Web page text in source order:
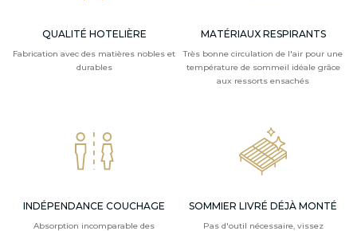
QUALITÉ HOTELIÈRE
Fabrication avec des matières nobles et
durables
MATÉRIAUX RESPIRANTS
Très bonne circulation de l'air pour une
température de sommeil idéale grâce
aux ressorts ensachés
INDÉPENDANCE COUCHAGE
Absorption incomparable des
SOMMIER LIVRÉ DÉJÀ MONTÉ
Pas d'outil nécessaire, vissez